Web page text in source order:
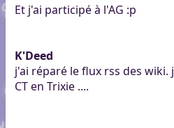
Et j'ai participé à l'AG :p
K'Deed
j'ai réparé le flux rss des wiki.
CT en Trixie ....